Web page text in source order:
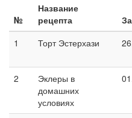
№
Название
рецепта
1
Торт Эстерхази
2
Эклеры в
домашних
условиях